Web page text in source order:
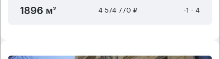
1896 м² 4 574 770 ₽ -1 - 4